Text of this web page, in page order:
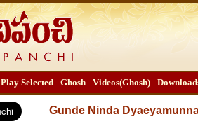
Play Selected Ghosh Videos(Ghosh)
Gunde Ninda